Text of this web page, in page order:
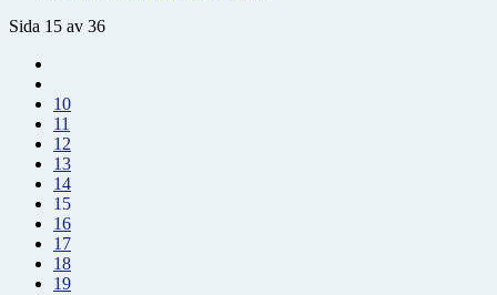
Sida 15 av 36
10
11
12
13
14
15
16
17
18
19